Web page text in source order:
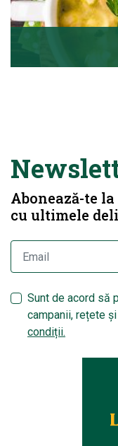
Abonează-te
cu ultimele
Sunt de acord să
campanii, rețete
condiții.